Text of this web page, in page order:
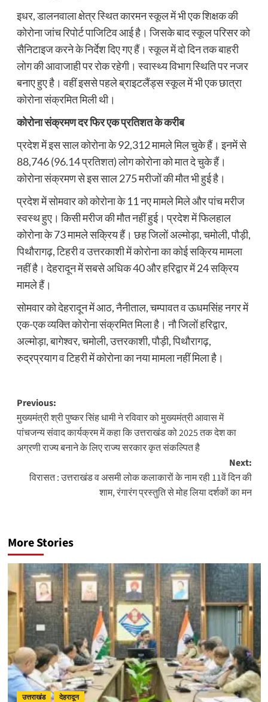
इधर, डालनवाला क्षेत्र स्थित कारमन स्कूल में भी एक शिक्षक की
कोरोना जांच रिपोर्ट पाजिटिव आई है। जिसके बाद स्कूल परिसर को
सैनिटाइज करने के निर्देश दिए गए हैं। स्कूल में दो दिन तक बाहरी
लोग की आवाजाही पर रोक रहेगी। स्वास्थ्य विभाग स्थिति पर नजर
बनाए हुए है। वहीं इससे पहले ब्राइटलैंड्स स्‍कूल में भी एक छात्रा
कोरोना संक्रमित मिली थी।
कोरोना संक्रमण दर फिर एक प्रतिशत के करीब
प्रदेश में इस साल कोरोना के 92,312 मामले मिल चुके हैं। इनमें से
88,746 (96.14 प्रतिशत) लोग कोरोना को मात दे चुके हैं।
कोरोना संक्रमण से इस साल 275 मरीजों की मौत भी हुई है।
प्रदेश में सोमवार को कोरोना के 11 नए मामले मिले और पांच मरीज
स्वस्थ हुए। किसी मरीज की मौत नहीं हुई। प्रदेश में फिलहाल
कोरोना के 73 मामले सक्रिय हैं। छह जिलों अल्मोड़ा, चमोली, पौड़ी,
पिथौरागढ़, टिहरी व उत्तरकाशी में कोरोना का कोई सक्रिय मामला
नहीं है। देहरादून में सबसे अधिक 40 और हरिद्वार में 24 सक्रिय
मामले हैं।
सोमवार को देहरादून में आठ, नैनीताल, चम्पावत व ऊधमसिंह नगर में
एक-एक व्यक्ति कोरोना संक्रमित मिला है। नौ जिलों हरिद्वार,
अल्मोड़ा, बागेश्वर, चमोली, उत्तरकाशी, पौड़ी, पिथौरागढ़,
रुद्रप्रयाग व टिहरी में कोरोना का नया मामला नहीं मिला है।
Post
navigation
Previous:
मुख्यमंत्री श्री पुष्कर सिंह धामी ने रविवार को मुख्यमंत्री आवास में
पांचजन्य संवाद कार्यक्रम में कहा कि उत्तराखंड को 2025 तक देश का
अग्रणी राज्य बनाने के लिए राज्य सरकार कृत संकल्पित है
Next:
विरासत : उत्तराखंड व असमी लोक कलाकारों के नाम रही 11वें दिन की
शाम, रंगारंग प्रस्तुति से मोह लिया दर्शकों का मन
More Stories
उत्तराखंड देहरादून